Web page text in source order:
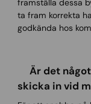
framställa dessa
ta fram korrekta
godkända hos
Är det något
skicka in vid